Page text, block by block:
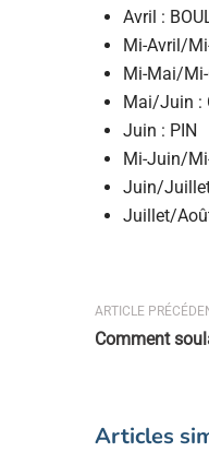
Avril :
Mi-Avril/
Mi-Mai/Mi-
Mai/Juin :
Juin : PIN
Mi-Juin/
Juin/Juillet
Juillet/
ARTICLE
Comment
Articles